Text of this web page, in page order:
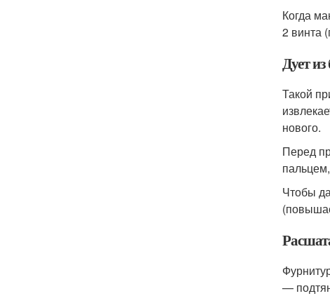
Когда
2 винта
Дует
Такой
нового.
Перед
Чтобы
—